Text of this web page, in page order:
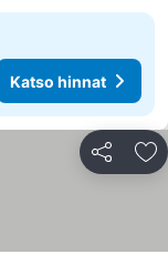
Katso hinnat
Jaa